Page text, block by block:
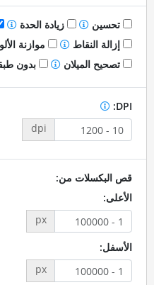
تحسين زيادة الحدة
إزالة النقاط
موازنة
تصحيح الميلان
بدون
DPI:
dpi
قص البكسلات من:
الأعلى:
px
الأسفل:
px